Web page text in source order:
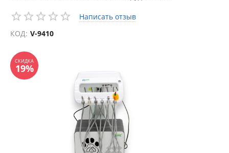
Стоматологические установки /
Написать отзыв
КОД: V-9410
СКИДКА